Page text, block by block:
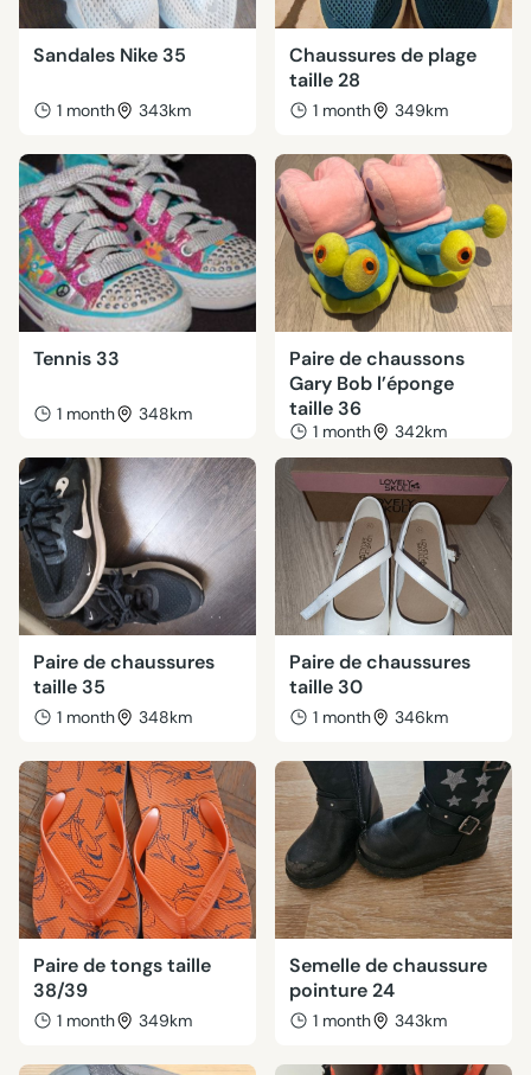
Sandales Nike 35
1 month 343km
Chaussures de plage
taille 28
1 month 349km
Tennis 33
1 month 348km
Paire de chaussons
Gary Bob l’éponge
taille 36
1 month 342km
Paire de chaussures
taille 35
1 month 348km
Paire de chaussures
taille 30
1 month 346km
Paire de tongs taille
38/39
1 month 349km
Semelle de chaussure
pointure 24
1 month 343km